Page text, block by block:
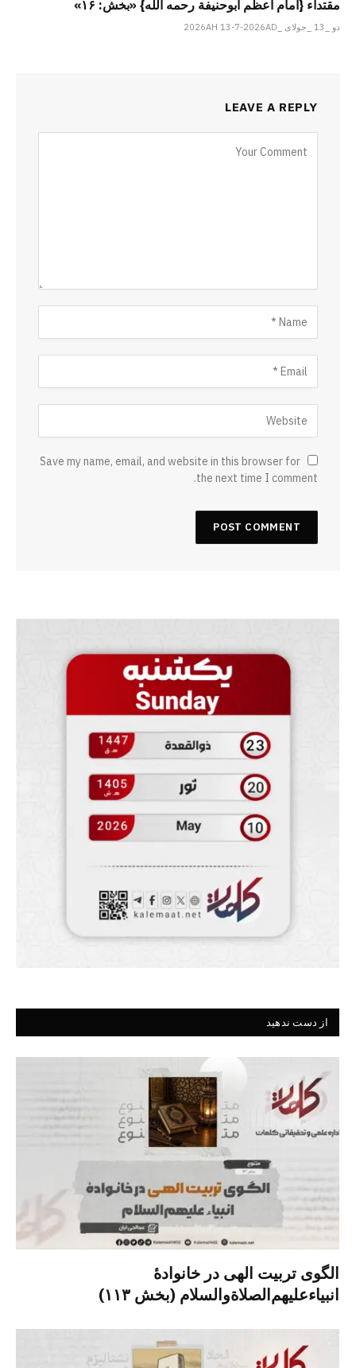
مقتداء {امام اعظم أبوحنیفة رحمه الله} «بخش: ۱۶»
دو _13 _جولای _2026AH 13-7-2026AD
LEAVE A REPLY
Save my name, email, and website in this browser for
the next time I comment.
از دست ندهید
الگوی تربیت الهی در خانوادۀ
انبیاءعلیهم‌الصلاةو‌السلام (بخش ۱۱۳)